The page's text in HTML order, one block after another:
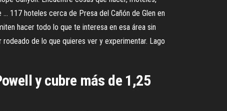
117 hoteles cerca de Presa del Cañón de Glen en
hacer todo lo que te interesa en esa área sin
de lo que quieres ver y experimentar. Lago
y cubre más de 1,25